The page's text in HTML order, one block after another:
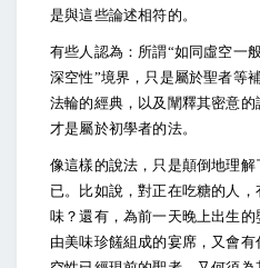
是與這些論述相符的。
有些人認為：所謂“如同虛空一
深空性”境界，只是屬於聖者等
法輪的經典，以及闡釋其密意的
才是屬於初學者的法。
像這樣的說法，只是顛倒地理
已。比如說，對正在吃糖的人
味？還有，為前一天晚上出生
由美味珍饈組成的宴席，又會